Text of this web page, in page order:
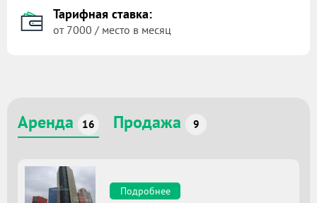
Тарифная ставка:
от 7000 / место в месяц
Аренда 16 Продажа 9
Подробнее